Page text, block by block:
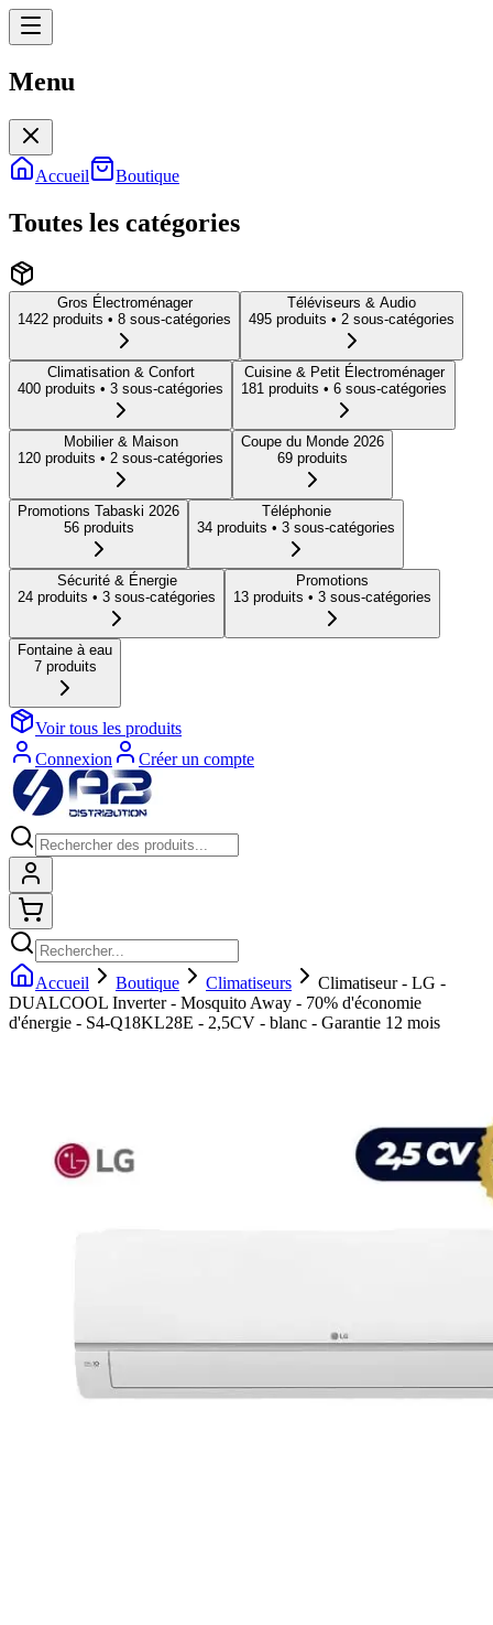
Menu
Accueil Boutique
Toutes les catégories
Gros Électroménager
1422 produits • 8 sous-catégories
Téléviseurs & Audio
495 produits • 2 sous-catégories
Climatisation & Confort
400 produits • 3 sous-catégories
Cuisine & Petit Électroménager
181 produits • 6 sous-catégories
Mobilier & Maison
120 produits • 2 sous-catégories
Coupe du Monde 2026
69 produits
Promotions Tabaski 2026
56produits
Téléphonie
34 produits • 3 sous-catégories
Sécurité & Énergie
24 produits • 3 sous-catégories
Promotions
13 produits • 3 sous-catégories
Fontaine à eau
7produits
Voir tous les produits
Connexion
Créer un compte
Accueil Boutique Climatiseurs
Climatiseur - LG -
DUALCOOL Inverter - Mosquito Away - 70% d'économie
d'énergie - S4-Q18KL28E - 2,5CV - blanc - Garantie 12 mois